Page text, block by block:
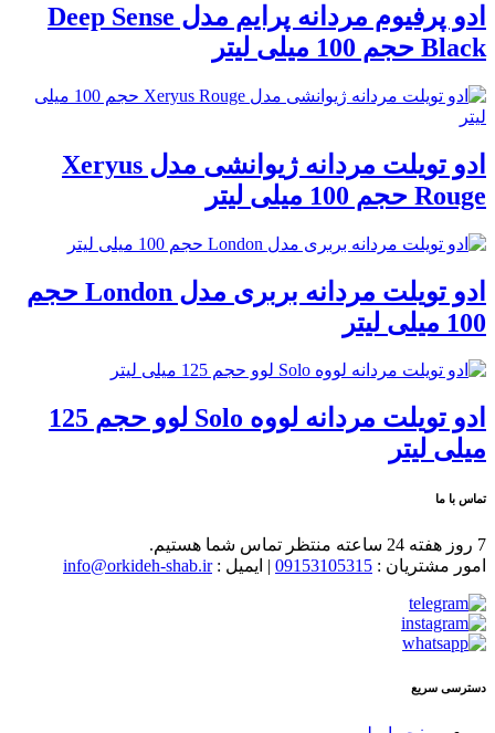
ادو پرفیوم مردانه پرایم مدل Deep Sense
Black حجم 100 میلی لیتر
ادو تویلت مردانه ژیوانشی مدل Xeryus
Rouge حجم 100 میلی لیتر
ادو تویلت مردانه بربری مدل London حجم
100 میلی لیتر
ادو تویلت مردانه لووه Solo لوو حجم 125
میلی لیتر
تماس با ما
7 روز هفته 24 ساعته منتظر تماس شما هستیم.
امور مشتریان : 09153105315 | ایمیل :info@orkideh-shab.ir
دسترسی سریع